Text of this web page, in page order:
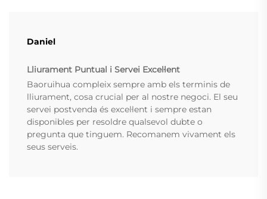
Daniel
Lliurament Puntual i Servei Excel·lent
Baoruihua compleix sempre amb els terminis de
lliurament, cosa crucial per al nostre negoci. El seu
servei postvenda és excel·lent i sempre estan
disponibles per resoldre qualsevol dubte o
pregunta que tinguem. Recomanem vivament els
seus serveis.